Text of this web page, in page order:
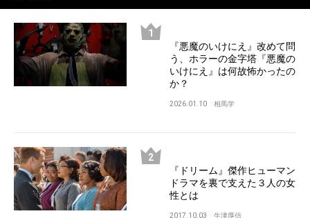
『悪魔のいけにえ』改めて問
う、ホラーの金字塔『悪魔の
いけにえ』は何故怖かったの
か？
2026.01.10 相馬学
『ドリーム』傑作ヒューマン
ドラマを裏で支えた３人の女
性とは
2017.10.03 牛津厚信